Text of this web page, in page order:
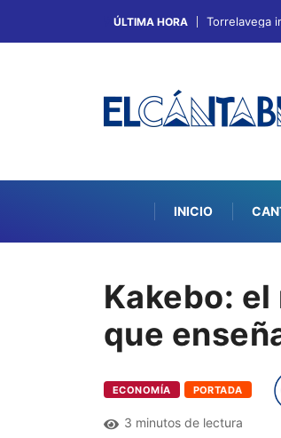
ÚLTIMA HORA Torrelavega
INICIO
Kakebo:
que
ECONOMÍA PORTADA
3 minutos de lectura